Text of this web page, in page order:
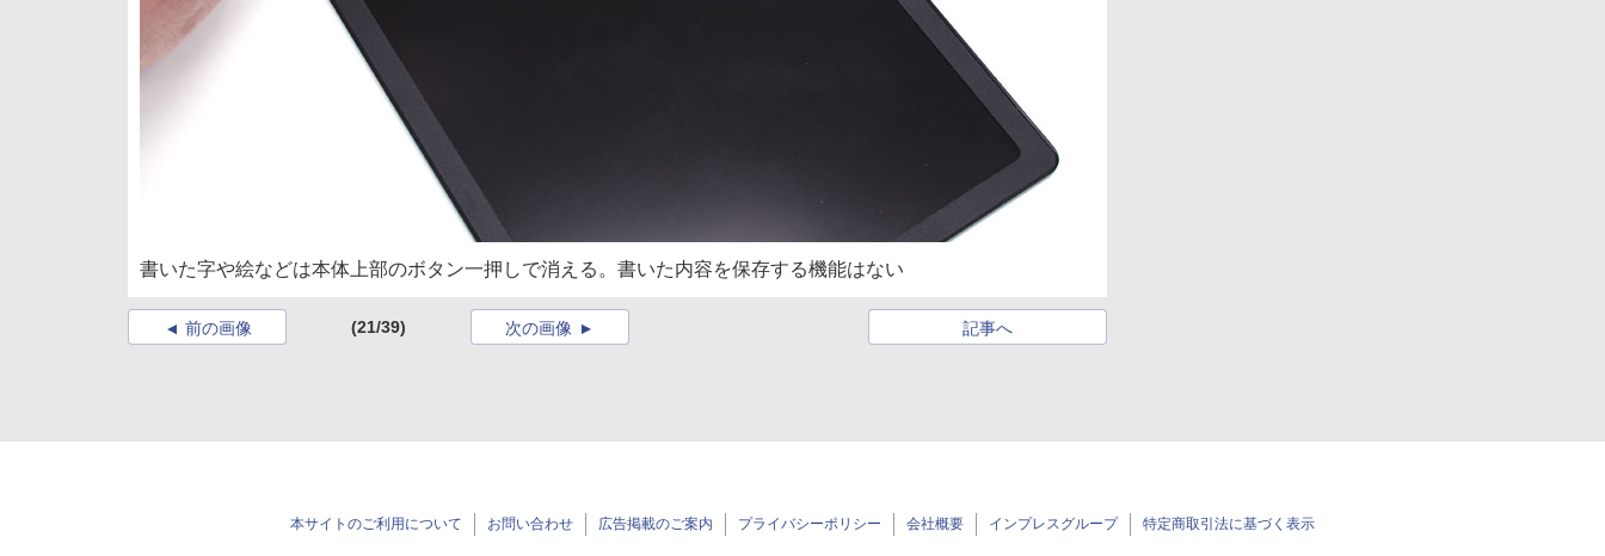
書いた字や絵などは本体上部のボタン一押しで消える。書いた内容を保存する機能はない
前の画像 (21/39) 記事へ
次の画像
本サイトのご利用について お問い合わせ 広告掲載のご案内 プライバシーポリシー 会社概要 インプレスグループ 特定商取引法に基づく表示